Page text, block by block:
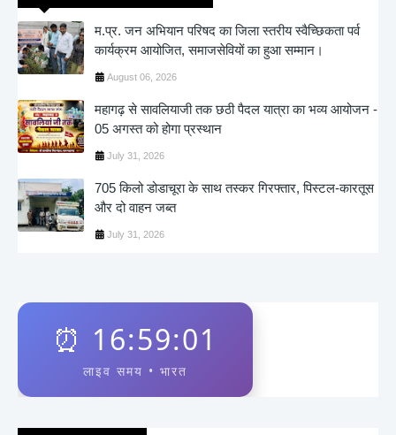
म.प्र. जन अभियान परिषद का जिला स्तरीय स्वैच्छिकता पर्व
कार्यक्रम आयोजित, समाजसेवियों का हुआ सम्मान।
August 06, 2026
महागढ़ से सावलियाजी तक छठी पैदल यात्रा का भव्य आयोजन -
05 अगस्त को होगा प्रस्थान
July 31, 2026
705 किलो डोडाचूरा के साथ तस्कर गिरफ्तार, पिस्टल-कारतूस
और दो वाहन जब्त
July 31, 2026
⏰ 16:59:01
लाइव समय • भारत